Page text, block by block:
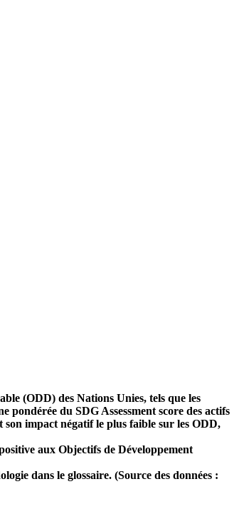
(ODD) des Nations Unies, tels que les
pondérée du SDG Assessment score des actifs
son impact négatif le plus faible sur les ODD,
aux Objectifs de Développement
dans le glossaire. (Source des données :